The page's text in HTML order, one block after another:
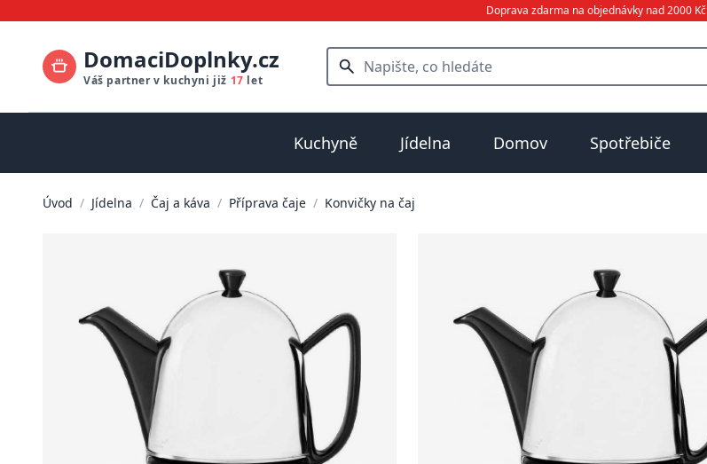
Doprava zdarma na objednávky nad 2000 Kč
DomaciDoplnky.cz
Váš partner v kuchyni již 17 let
Kuchyně Jídelna Domov Spotřebiče
Úvod / Jídelna / Čaj a káva / Příprava čaje / Konvičky na čaj